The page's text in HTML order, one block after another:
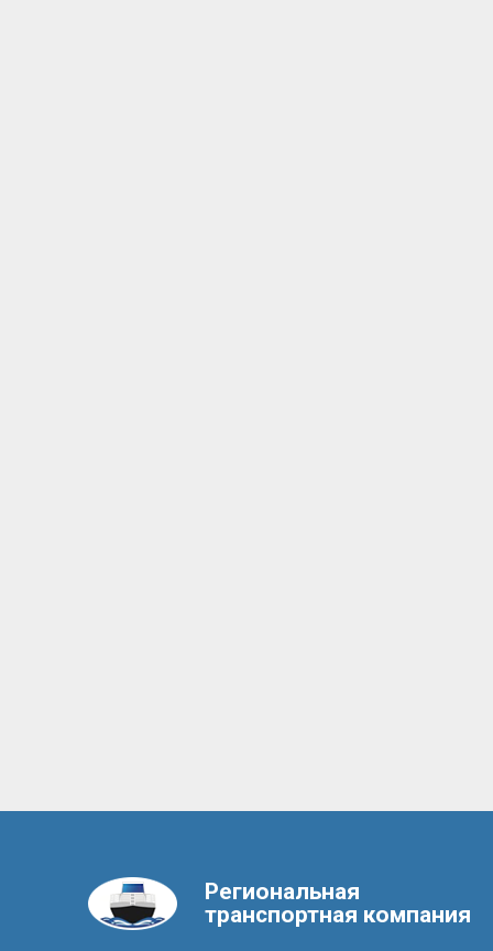
Региональная
транспортная компания